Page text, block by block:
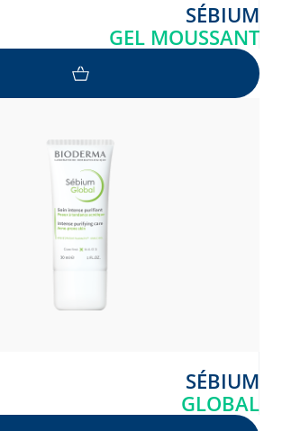
SÉBIUM
GEL MOUSSANT
SÉBIUM
GLOBAL